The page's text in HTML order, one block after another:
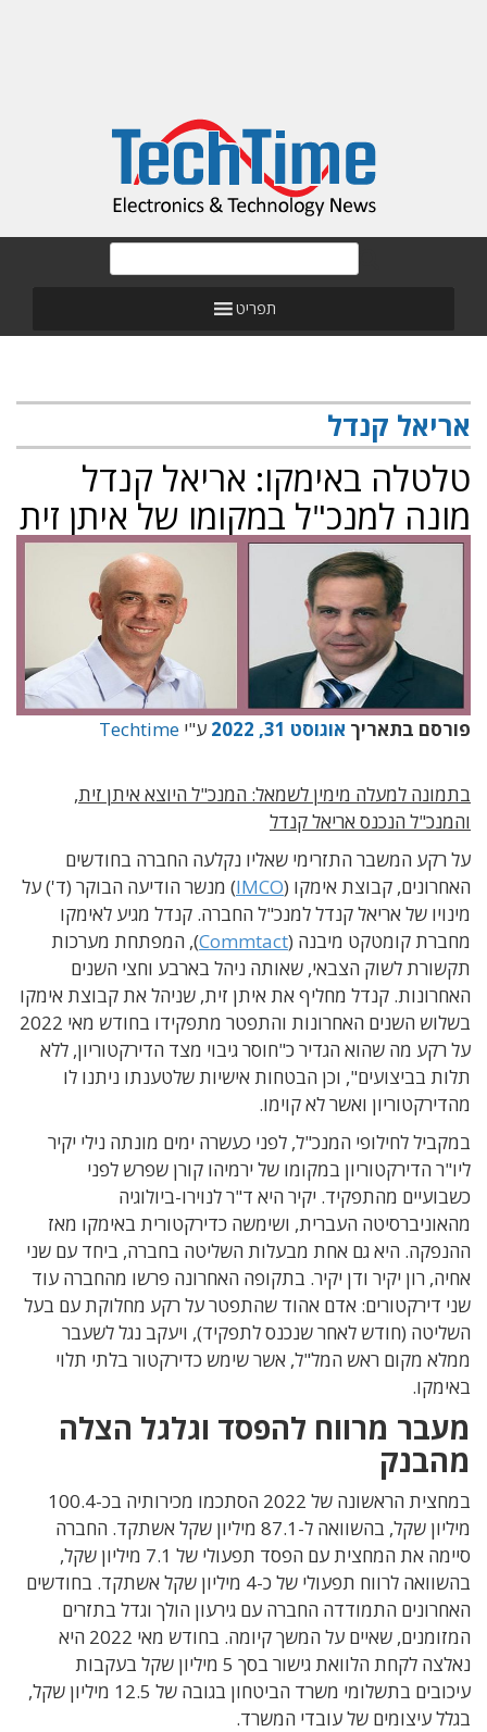
תפריט
אריאל קנדל
טלטלה באימקו: אריאל קנדל
מונה למנכ"ל במקומו של איתן זית
פורסם בתאריך אוגוסט 31, 2022 ע"י Techtime
בתמונה למעלה מימין לשמאל: המנכ"ל היוצא איתן זית,
והמנכ"ל הנכנס אריאל קנדל
על רקע המשבר התזרימי שאליו נקלעה החברה בחודשים
האחרונים, קבוצת אימקו (IMCO) מנשר הודיעה הבוקר (ד') על
מינויו של אריאל קנדל למנכ"ל החברה. קנדל מגיע לאימקו
מחברת קומטקט מיבנה (Commtact), המפתחת מערכות
תקשורת לשוק הצבאי, שאותה ניהל בארבע וחצי השנים
האחרונות. קנדל מחליף את איתן זית, שניהל את קבוצת אימקו
בשלוש השנים האחרונות והתפטר מתפקידו בחודש מאי 2022
על רקע מה שהוא הגדיר כ"חוסר גיבוי מצד הדירקטוריון, ללא
תלות בביצועים", וכן הבטחות אישיות שלטענתו ניתנו לו
מהדירקטוריון ואשר לא קוימו.
במקביל לחילופי המנכ"ל, לפני כעשרה ימים מונתה נילי יקיר
ליו"ר הדירקטוריון במקומו של ירמיהו קורן שפרש לפני
כשבועיים מהתפקיד. יקיר היא ד"ר לנוירו-ביולוגיה
מהאוניברסיטה העברית, ושימשה כדירקטורית באימקו מאז
ההנפקה. היא גם אחת מבעלות השליטה בחברה, ביחד עם שני
אחיה, רון יקיר ודן יקיר. בתקופה האחרונה פרשו מהחברה עוד
שני דירקטורים: אדם אהוד שהתפטר על רקע מחלוקת עם בעל
השליטה (חודש לאחר שנכנס לתפקיד), ויעקב נגל לשעבר
ממלא מקום ראש המל"ל, אשר שימש כדירקטור בלתי תלוי
באימקו.
מעבר מרווח להפסד וגלגל הצלה
מהבנק
במחצית הראשונה של 2022 הסתכמו מכירותיה בכ-100.4
מיליון שקל, בהשוואה ל-87.1 מיליון שקל אשתקד. החברה
סיימה את המחצית עם הפסד תפעולי של 7.1 מיליון שקל,
בהשוואה לרווח תפעולי של כ-4 מיליון שקל אשתקד. בחודשים
האחרונים התמודדה החברה עם גירעון הולך וגדל בתזרים
המזומנים, שאיים על המשך קיומה. בחודש מאי 2022 היא
נאלצה לקחת הלוואת גישור בסך 5 מיליון שקל בעקבות
עיכובים בתשלומי משרד הביטחון בגובה של 12.5 מיליון שקל,
בגלל עיצומים של עובדי המשרד.